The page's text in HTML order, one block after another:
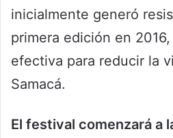
inicialmente generó
primera edición en
efectiva para reducir la
Samacá.
El festival comenzará a